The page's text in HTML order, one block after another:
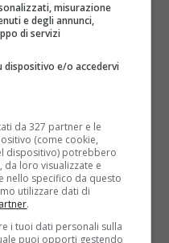
B’: le 4 migliori
il desiderio (e la
più e mostrare...
misurazione
e degli annunci,
di servizi
dispositivo e/o accedervi
da 327 partner e le
(come cookie,
dispositivo) potrebbero
da loro visualizzate e
nello specifico da questo
utilizzare dati di
.
i tuoi dati personali sulla
puoi opporti gestendo